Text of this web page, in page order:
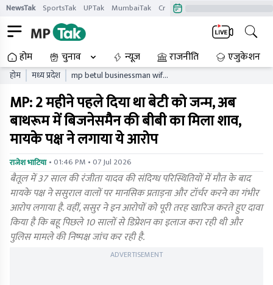
NewsTak SportsTak UPTak MumbaiTak CrimeTak
होम चुनाव न्यूज़ राजनीति एजुकेशन
होम मध्य प्रदेश
mp betul businessman wife
death family allegation
mental torture mpytgc
MP: 2 महीने पहले दिया था बेटी को जन्म, अब
बाथरूम में बिजनेसमैन की बीबी का मिला शाव,
मायके पक्ष ने लगाया ये आरोप
राजेश भाटिया • 01:46 PM • 07 Jul 2026
बैतूल में 37 साल की रंजीता यादव की संदिग्ध परिस्थितियों में मौत के बाद
मायके पक्ष ने ससुराल वालों पर मानसिक प्रताड़ना और टॉर्चर करने का गंभीर
आरोप लगाया है. वहीं, ससुर ने इन आरोपों को पूरी तरह खारिज करते हुए दावा
किया है कि बहू पिछले 10 सालों से डिप्रेशन का इलाज करा रही थी और
पुलिस मामले की निष्पक्ष जांच कर रही है.
ADVERTISEMENT